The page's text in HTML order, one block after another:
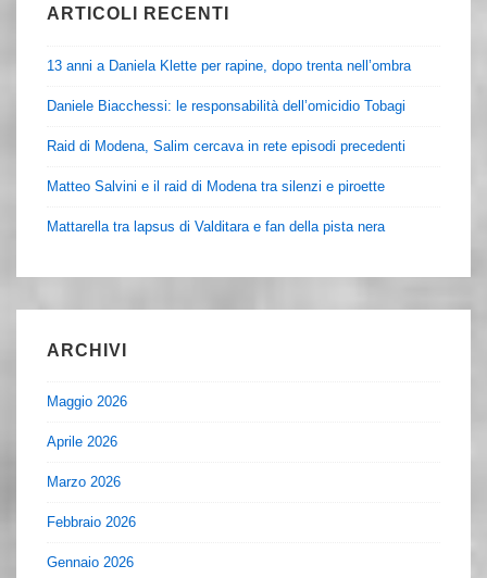
ARTICOLI RECENTI
13 anni a Daniela Klette per rapine, dopo trenta nell’ombra
Daniele Biacchessi: le responsabilità dell’omicidio Tobagi
Raid di Modena, Salim cercava in rete episodi precedenti
Matteo Salvini e il raid di Modena tra silenzi e piroette
Mattarella tra lapsus di Valditara e fan della pista nera
ARCHIVI
Maggio 2026
Aprile 2026
Marzo 2026
Febbraio 2026
Gennaio 2026